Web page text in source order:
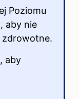
Poziomu
aby nie
zdrowotne.
aby